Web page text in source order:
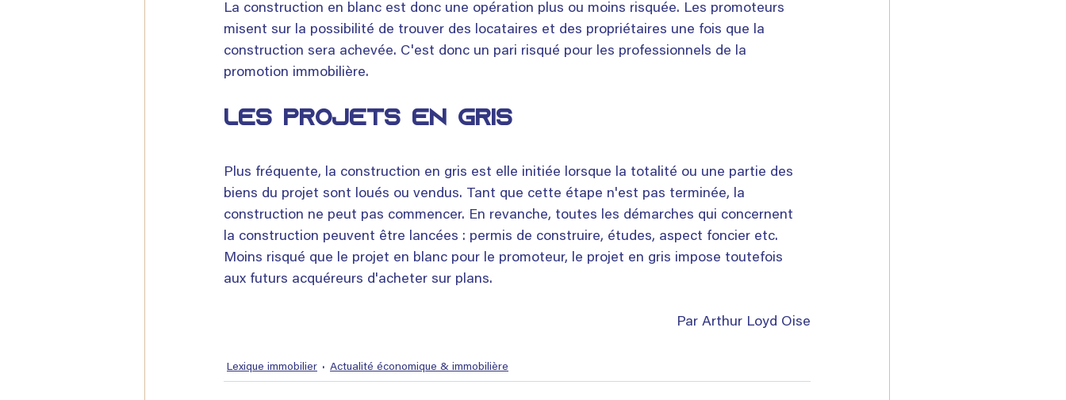
La construction en blanc est donc une opération plus ou moins risquée. Les promoteurs
misent sur la possibilité de trouver des locataires et des propriétaires une fois que la
construction sera achevée. C'est donc un pari risqué pour les professionnels de la
promotion immobilière.
LES PROJETS EN GRIS
Plus fréquente, la construction en gris est elle initiée lorsque la totalité ou une partie des
biens du projet sont loués ou vendus. Tant que cette étape n'est pas terminée, la
construction ne peut pas commencer. En revanche, toutes les démarches qui concernent
la construction peuvent être lancées : permis de construire, études, aspect foncier etc.
Moins risqué que le projet en blanc pour le promoteur, le projet en gris impose toutefois
aux futurs acquéreurs d'acheter sur plans.
Par Arthur Loyd Oise
Lexique immobilier Actualité économique & immobilière